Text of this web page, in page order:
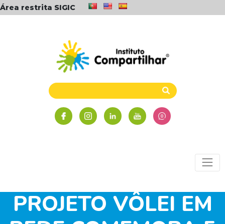
Área restrita SIGIC
PROJETO VÔLEI EM